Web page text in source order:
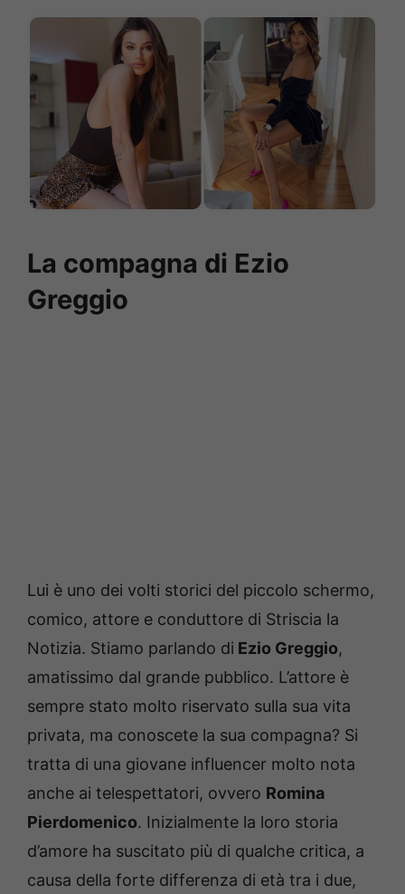
La compagna di Ezio
Greggio
Lui è uno dei volti storici del piccolo schermo,
comico, attore e conduttore di Striscia la
Notizia. Stiamo parlando di Ezio Greggio,
amatissimo dal grande pubblico. L’attore è
sempre stato molto riservato sulla sua vita
privata, ma conoscete la sua compagna? Si
tratta di una giovane influencer molto nota
anche ai telespettatori, ovvero Romina
Pierdomenico. Inizialmente la loro storia
d’amore ha suscitato più di qualche critica, a
causa della forte differenza di età tra i due,